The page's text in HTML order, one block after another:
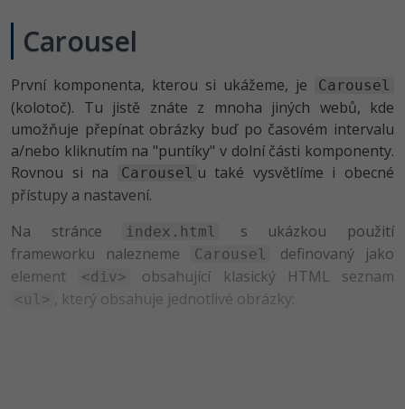
ASP.NET MVC
Django
Best practices
MS-SQL
SQLite
Grafik / UX/UI návrhář
Projektový manažer
Databázový analytik
Copywriter
WordPress specialista
SEO specialista
C
SQL
Návrh SW -80%
Algoritmy
Umělá inteligence (AI) -10%
Pro děti
Carousel
První komponenta, kterou si ukážeme, je Carousel
(kolotoč). Tu jistě znáte z mnoha jiných webů, kde
umožňuje přepínat obrázky buď po časovém intervalu
a/nebo kliknutím na "puntíky" v dolní části komponenty.
Rovnou si na
Carousel u také vysvětlíme i obecné
přístupy a nastavení.
Na stránce
index.html
s ukázkou použití
frameworku nalezneme
Carousel
definovaný jako
element
<div> obsahující klasický HTML seznam
<ul> , který obsahuje jednotlivé obrázky: